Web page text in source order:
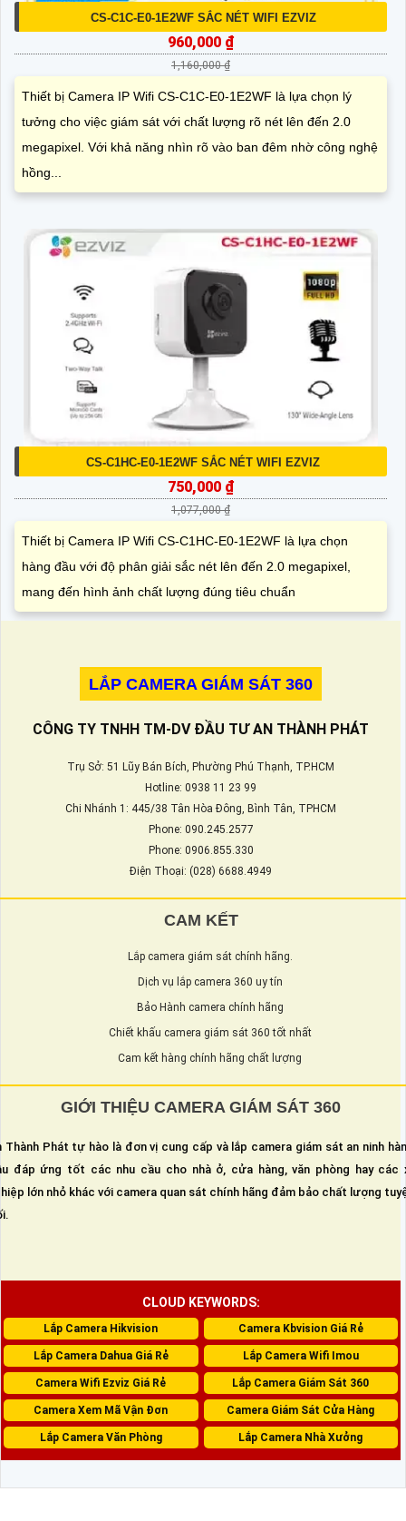
CS-C1C-E0-1E2WF SẮC NÉT WIFI EZVIZ
960,000 ₫
1,160,000 ₫
Thiết bị Camera IP Wifi CS-C1C-E0-1E2WF là lựa chọn lý
tưởng cho việc giám sát với chất lượng rõ nét lên đến 2.0
megapixel. Với khả năng nhìn rõ vào ban đêm nhờ công nghệ
hồng...
CS-C1HC-E0-1E2WF SẮC NÉT WIFI EZVIZ
750,000 ₫
1,077,000 ₫
Thiết bị Camera IP Wifi CS-C1HC-E0-1E2WF là lựa chọn
hàng đầu với độ phân giải sắc nét lên đến 2.0 megapixel,
mang đến hình ảnh chất lượng đúng tiêu chuẩn
LẮP CAMERA GIÁM SÁT 360
CÔNG TY TNHH TM-DV ĐẦU TƯ AN THÀNH PHÁT
Trụ Sở: 51 Lũy Bán Bích, Phường Phú Thạnh, TP.HCM
Hotline: 0938 11 23 99
Chi Nhánh 1: 445/38 Tân Hòa Đông, Bình Tân, TPHCM
Phone: 090.245.2577
Phone: 0906.855.330
Điện Thoại: (028) 6688.4949
CAM KẾT
Lắp camera giám sát chính hãng.
Dịch vụ lắp camera 360 uy tín
Bảo Hành camera chính hãng
Chiết khấu camera giám sát 360 tốt nhất
Cam kết hàng chính hãng chất lượng
GIỚI THIỆU CAMERA GIÁM SÁT 360
Thành Phát tự hào là đơn vị cung cấp và lắp camera giám sát an ninh
đáp ứng tốt các nhu cầu cho nhà ở, cửa hàng, văn phòng hay các
lớn nhỏ khác với camera quan sát chính hãng đảm bảo chất lượng
CLOUD KEYWORDS:
Lắp Camera Hikvision Camera Kbvision Giá Rẻ
Lắp Camera Dahua Giá Rẻ Lắp Camera Wifi Imou
Camera Wifi Ezviz Giá Rẻ Lắp Camera Giám Sát 360
Camera Xem Mã Vận Đơn Camera Giám Sát Cửa Hàng
Lắp Camera Văn Phòng Lắp Camera Nhà Xưởng